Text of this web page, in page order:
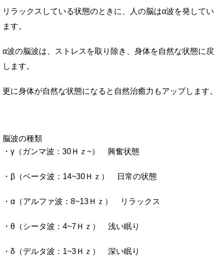
リラックスしている状態のときに、人の脳はα波を発してい
ます。
α波の脳波は、ストレスを取り除き、身体を自然な状態に戻
します。
更に身体が自然な状態になると自然治癒力もアップします。
脳波の種類
・γ（ガンマ波：30Ｈｚ~） 興奮状態
・β（ベータ波：14~30Ｈｚ） 日常の状態
・α（アルファ波：8~13Ｈｚ） リラックス
・θ（シータ波：4~7Ｈｚ） 浅い眠り
・δ（デルタ波：1~3Ｈｚ） 深い眠り